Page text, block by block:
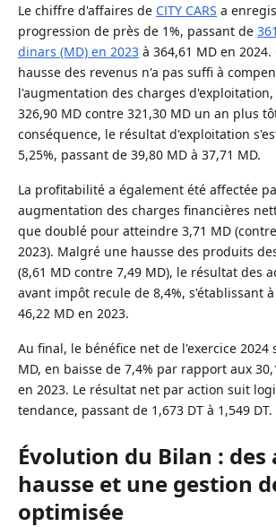
Le chiffre d'affaires de CITY CARS a
progression de près de 1%, passant de
dinars (MD) en 2023 à 364,61 MD en
hausse des revenus n'a pas suffi à
l'augmentation des charges
326,90 MD contre 321,30 MD un an plus
conséquence, le résultat d'exploitation
5,25%, passant de 39,80 MD à 37,71 MD.
La profitabilité a également été affectée
augmentation des charges financières
que doublé pour atteindre 3,71 MD
2023). Malgré une hausse des produits
(8,61 MD contre 7,49 MD), le résultat des
avant impôt recule de 8,4%, s'établissant
46,22 MD en 2023.
Au final, le bénéfice net de l'exercice 2024
MD, en baisse de 7,4% par rapport aux
en 2023. Le résultat net par action suit
tendance, passant de 1,673 DT à 1,549 DT.
Évolution du Bilan : des
hausse et une gestion
optimisée